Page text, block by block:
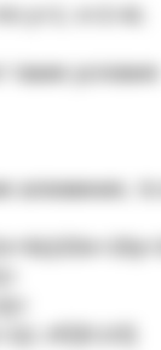
условия:
алюминия, то